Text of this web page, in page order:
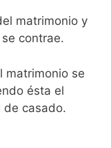
matrimonio y
contrae.
matrimonio se
ésta el
de casado.